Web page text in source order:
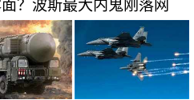
？波斯最大内鬼刚落网